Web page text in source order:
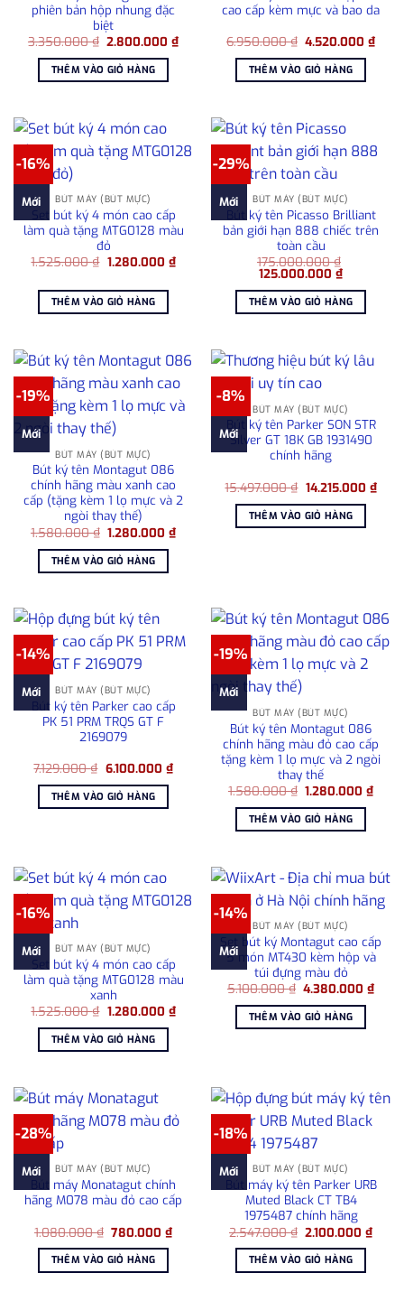
phiên bản hộp nhung đặc
biệt
3.350.000₫ Giá
là:
3.350.000 ₫.
2.800.000₫Giá
hiện
2.800.000 ₫.
THÊM VÀO GIỎ HÀNG
cao cấp kèm mực và bao da
6.950.000₫ Giá
là:
6.950.000 ₫.
4.520.000₫Giá
hiện
THÊM VÀO GIỎ HÀNG
-16%
Mới BÚT MÁY (BÚT MỰC)
Set bút ký 4 món cao cấp
làm quà tặng MTG0128 màu
đỏ
1.525.000₫ Giá
1.525.000 ₫.
1.280.000 ₫Giá
THÊM VÀO GIỎ HÀNG
-29%
Mới BÚT MÁY (BÚT MỰC)
Bút ký tên Picasso Brilliant
bản giới hạn 888 chiếc trên
toàn cầu
175.000.000₫
Giá
là:
175.000.000 ₫.
125.000.000 ₫Giá
tại
là:
THÊM VÀO GIỎ HÀNG
-19%
Mới
BÚT MÁY (BÚT MỰC)
Bút ký tên Montagut 086
chính hãng màu xanh cao
cấp (tặng kèm 1 lọ mực và 2
ngòi thay thế)
1.580.000₫ Giá
là:
1.580.000 ₫.
1.280.000₫Giá
hiện
THÊM VÀO GIỎ HÀNG
-8%
Mới
BÚT MÁY (BÚT MỰC)
Bút ký tên Parker SON STR
Silver GT 18K GB 1931490
chính hãng
15.497.000₫ Giá
là:
15.497.000 ₫.
14.215.000 ₫Giá
hiện
THÊM VÀO GIỎ HÀNG
-14%
Mới BÚT MÁY (BÚT MỰC)
Bút ký tên Parker cao cấp
PK 51 PRM TRQS GT F
2169079
7.129.000₫ Giá
là:
7.129.000 ₫.
6.100.000 ₫Giá
hiện
6.100.000 ₫.
THÊM VÀO GIỎ HÀNG
-19%
Mới
BÚT MÁY (BÚT MỰC)
Bút ký tên Montagut 086
chính hãng màu đỏ cao cấp
tặng kèm 1 lọ mực và 2 ngòi
thay thế
1.580.000₫ Giá
là:
1.580.000 ₫.
1.280.000₫Giá
hiện
THÊM VÀO GIỎ HÀNG
-16%
Mới BÚT MÁY (BÚT MỰC)
Set bút ký 4 món cao cấp
làm quà tặng MTG0128 màu
xanh
1.525.000₫ Giá
là:
1.525.000 ₫.
1.280.000 ₫Giá
hiện
THÊM VÀO GIỎ HÀNG
-14%
Mới
BÚT MÁY (BÚT MỰC)
Set bút ký Montagut cao cấp
5 món MT430 kèm hộp và
túi đựng màu đỏ
5.100.000₫ Giá
là:
5.100.000 ₫.
4.380.000₫Giá
hiện
THÊM VÀO GIỎ HÀNG
-28%
Mới BÚT MÁY (BÚT MỰC)
Bút máy Monatagut chính
hãng M078 màu đỏ cao cấp
1.080.000₫ Giá
là:
1.080.000 ₫.
780.000₫Giá
hiện
THÊM VÀO GIỎ HÀNG
-18%
Mới BÚT MÁY (BÚT MỰC)
Bút máy ký tên Parker URB
Muted Black CT TB4
1975487 chính hãng
2.547.000₫ Giá
là:
2.547.000 ₫.
2.100.000₫Giá
hiện
THÊM VÀO GIỎ HÀNG